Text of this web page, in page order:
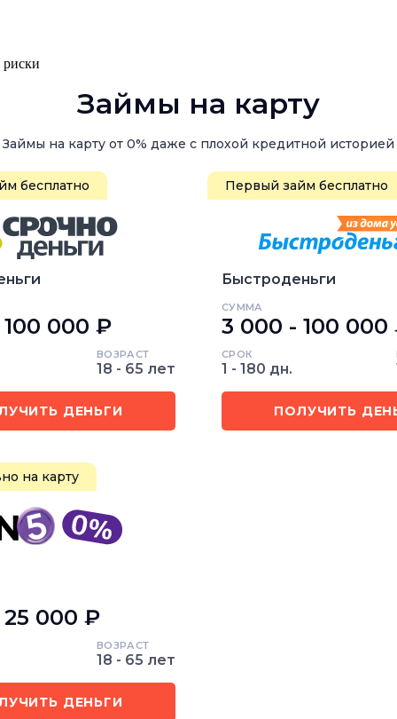
риски
Займы на карту
Займы на карту от 0% даже с плохой кредитной историей
бесплатно
000 ₽
ВОЗРАСТ
18 - 65 лет
ДЕНЬГИ
Первый займ бесплатно
Быстроденьги
СУММА
3 000 - 100 000
СРОК
1 - 180 дн.
ПОЛУЧИТЬ
на карту
000 ₽
ВОЗРАСТ
18 - 65 лет
ДЕНЬГИ